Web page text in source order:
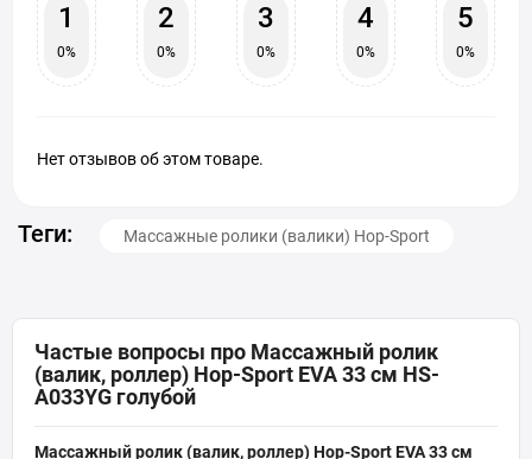
1
0%
2
0%
3
0%
4
0%
5
0%
Нет отзывов об этом товаре.
Теги: Массажные ролики (валики) Hop-Sport
Частые вопросы про Массажный ролик
(валик, роллер) Hop-Sport EVA 33 см HS-
A033YG голубой
Массажный ролик (валик, роллер) Hop-Sport EVA 33 см